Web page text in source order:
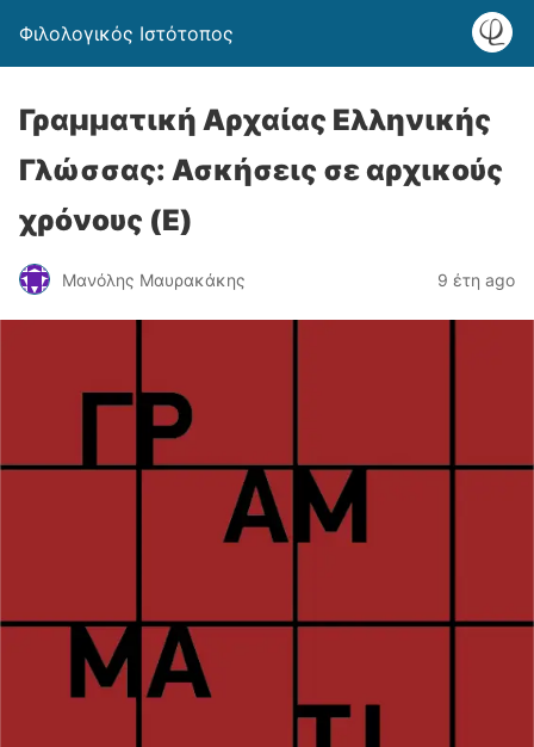
Φιλολογικός Ιστότοπος
Γραμματική Αρχαίας Ελληνικής
Γλώσσας: Ασκήσεις σε αρχικούς
χρόνους (E)
Μανόλης Μαυρακάκης 9 έτη ago